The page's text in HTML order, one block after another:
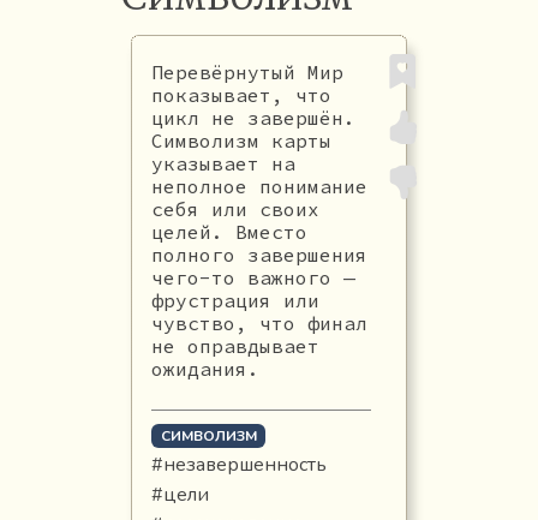
Перевёрнутый Мир
показывает, что
цикл не завершён.
Символизм карты
указывает на
неполное понимание
себя или своих
целей. Вместо
полного завершения
чего-то важного —
фрустрация или
чувство, что финал
не оправдывает
ожидания.
СИМВОЛИЗМ
#незавершенность
#цели